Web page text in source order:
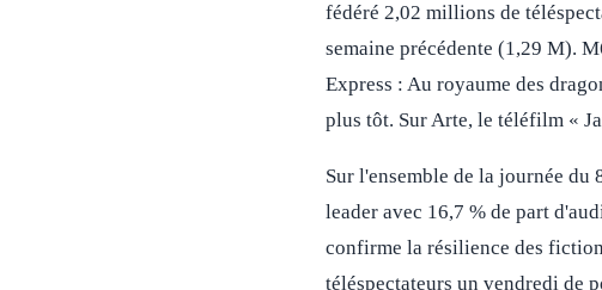
fédéré 2,02 millions de
semaine précédente (1,29 M).
Express : Au royaume des
plus tôt. Sur Arte, le téléfilm «
Sur l'ensemble de la journée
leader avec 16,7 % de part
confirme la résilience des
téléspectateurs un vendredi de